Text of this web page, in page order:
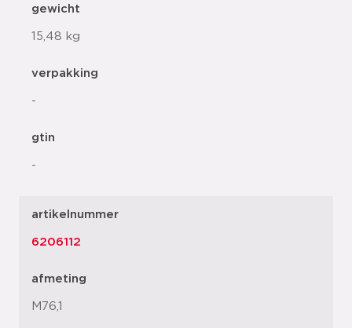
gewicht
15,48 kg
verpakking
-
gtin
-
artikelnummer
6206112
afmeting
M76,1